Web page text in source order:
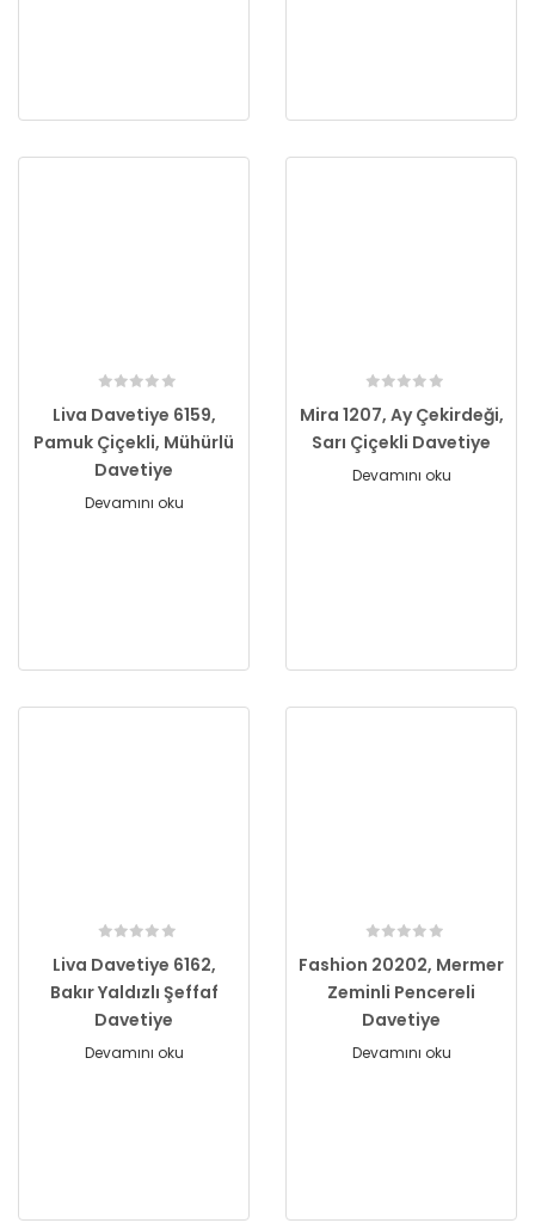
Liva Davetiye 6159,
Pamuk Çiçekli, Mühürlü
Davetiye
Devamını oku
Mira 1207, Ay Çekirdeği,
Sarı Çiçekli Davetiye
Devamını oku
Liva Davetiye 6162,
Bakır Yaldızlı Şeffaf
Davetiye
Devamını oku
Fashion 20202, Mermer
Zeminli Pencereli
Davetiye
Devamını oku